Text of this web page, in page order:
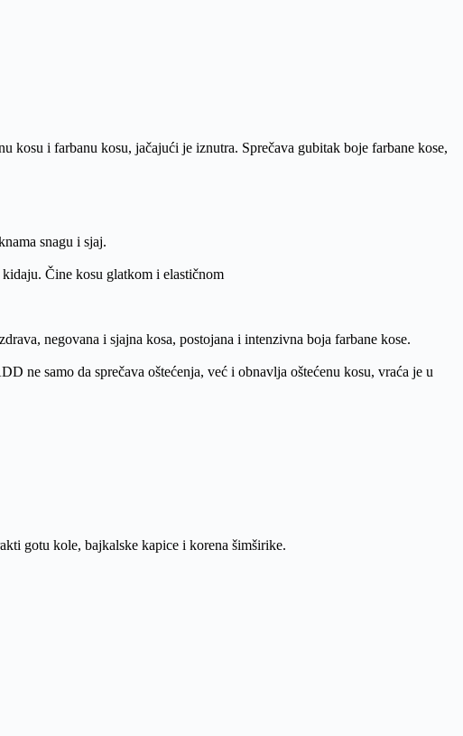
kosu i farbanu kosu, jačajući je iznutra. Sprečava gubitak boje farbane kose,
snagu i sjaj.
Čine kosu glatkom i elastičnom
negovana i sjajna kosa, postojana i intenzivna boja farbane kose.
ne samo da sprečava oštećenja, već i obnavlja oštećenu kosu, vraća je u
gotu kole, bajkalske kapice i korena šimširike.